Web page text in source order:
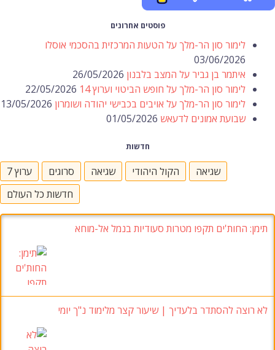
פוסטים אחרונים
לימור סון הר-מלך על הטעות המרכזית בהסכמי אוסלו
03/06/2026
איתמר בן גביר על המצב בלבנון 26/05/2026
לימור סון הר-מלך על חופש הביטוי וערוץ 14
22/05/2026
לימור סון הר-מלך על אויבים בכבישי יהודה ושומרון 13/05/2026
שבועת אמונים לדעאש 01/05/2026
חדשות
ערוץ 7 סרוגים שגיאה הקול היהודי
שגיאה
חדשות כל העולם
תימן: החות'ים תקפו מטרות סעודיות בנמל אל-מוחא
לא רוצה להסתדר בלעדיך | שיעור קצר מלימוד נ"ך יומי